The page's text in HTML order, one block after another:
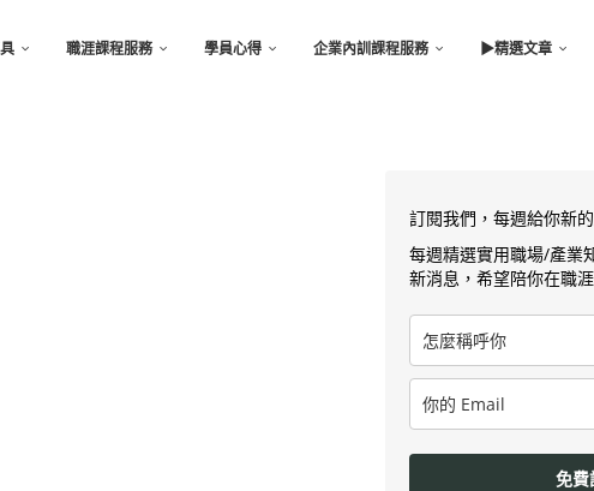
職涯課程服務 學員心得 企業內訓課程服務 ▶︎精選文章
訂閱我們，每週給你新
每週精選實用職場/產業
新消息，希望陪你在職
免費